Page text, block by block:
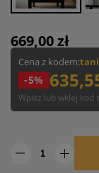
669,00 zł
Cena z kodem:
-5%
Wpisz lub wklej kod